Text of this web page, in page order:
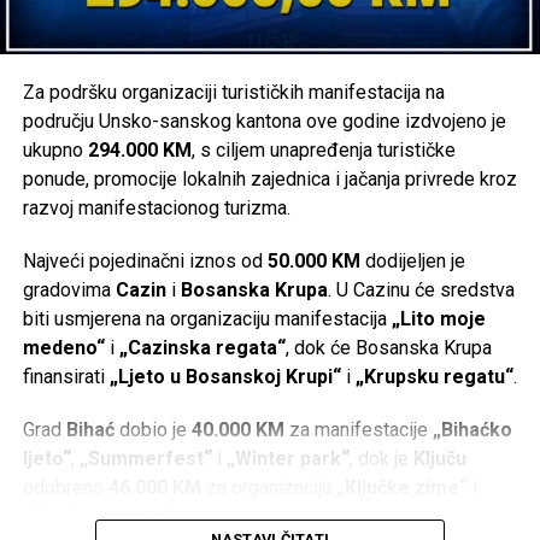
U Turističkoj zajednici se stoga nadaju da će BiH ukinuti
čime bi zadržala ne samo ove turiste, već i posjetioce, iz
brojnih europskih zemlja koji su BiH odabrali kao svoju
turističku destinaciju.
Radiosarajevo.ba
Share Post
Share
Tweet Share
Mail
POVEZANE TEME: RIJEKA UNA
TURIZAM
UNSKO-SANSKI KANTON
Islamović se preko fan profila hvali da je on zaslužan za
Za podršku organizaciji turističkih manifestacija na
području Unsko-sanskog kantona ove godine izdvojeno je
ukupno 294.000 KM, s ciljem unapređenja turističke
ponude, promocije lokalnih zajednica i jačanja privrede kroz
razvoj manifestacionog turizma.
Najveći pojedinačni iznos od 50.000 KM dodijeljen je
gradovima Cazini Bosanska Krupa. U Cazinu će sredstva
biti usmjerena na organizaciju manifestacija „Lito moje
medeno“i „Cazinska regata“, dok će Bosanska Krupa
finansirati „Ljeto u Bosanskoj Krupi“i „Krupsku regatu“.
Grad Bihaćdobio je 40.000 KM za manifestacije „Bihaćko
ljeto“
„Summerfest“ i „Winter park“ , dok je Ključu
„Ključke regate“.